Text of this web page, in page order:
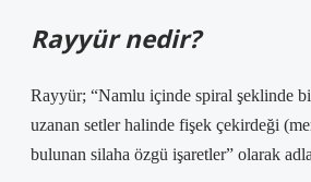
Rayyür nedir?
Rayyür; “Namlu içinde spiral şeklinde
uzanan setler halinde fişek çekirdeği
bulunan silaha özgü işaretler” olarak